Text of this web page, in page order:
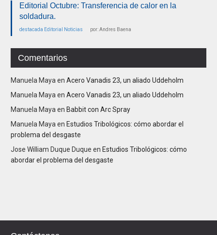
Editorial Octubre: Transferencia de calor en la
soldadura.
destacada Editorial Noticias por: Andres Baena
Comentarios
Manuela Maya enAcero Vanadis 23, un aliado Uddeholm
Manuela Maya enAcero Vanadis 23, un aliado Uddeholm
Manuela Maya en Babbit con Arc Spray
Manuela Maya en Estudios Tribológicos: cómo abordar el
problema del desgaste
Jose William Duque Duque en Estudios Tribológicos: cómo
abordar el problema del desgaste